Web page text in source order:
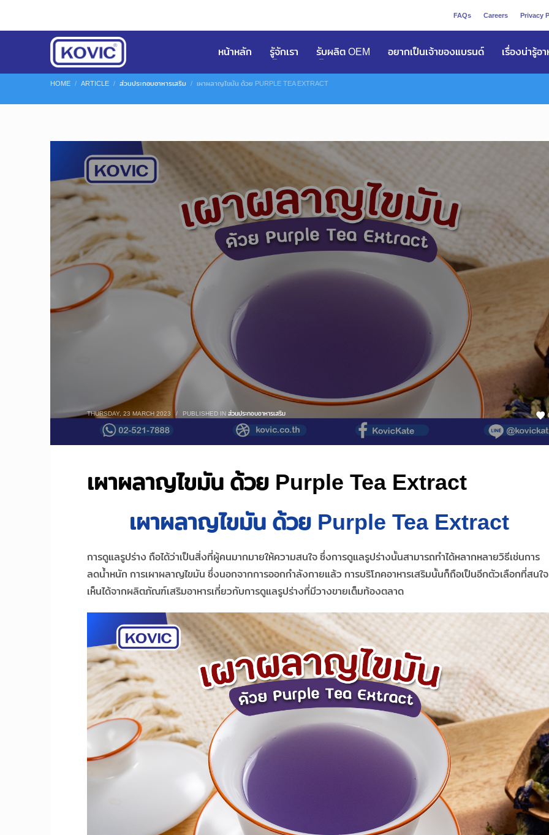
FAQs Careers Privacy
หน้าหลัก รูัจักเรา รับผลิต OEM อยากเป็นเจ้าของแบรนด์ เรื่องน่ารู้อ
HOME ARTICLE ส่วนประกอบอาหารเสริม เผาผลาญไขมัน ด้วย PURPLE TEA EXTRACT
THURSDAY, 23 MARCH 2023 / PUBLISHED INส่วนประกอบอาหารเสริม
เผาผลาญไขมัน ด้วย Purple Tea Extract
เผาผลาญไขมัน ด้วย Purple Tea Extract
การดูแลรูปร่าง ถือได้ว่าเป็นสิ่งที่ผู้คนมากมายให้ความสนใจ ซึ่งการดูแลรูปร่างนั้นสามารถทำได้หลากหลายวิธีเช่นการ
ลดน้ำหนัก การเผาผลาญไขมัน ซึ่งนอกจากการออกกำลังกายแล้ว การบริโภคอาหารเสริมนั้นก็ถือเป็นอีกตัวเลือกที่สนใจ
เห็นได้จากผลิตภัณฑ์เสริมอาหารเกี่ยวกับการดูแลรูปร่างที่มีวางขายเต็มท้องตลาด